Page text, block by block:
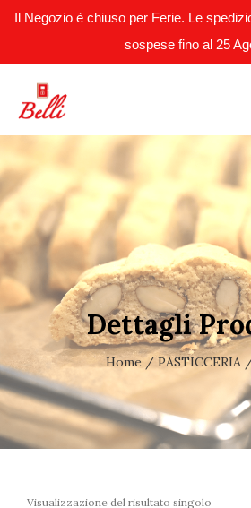
Il Negozio è chiuso per Ferie. Le
sospese fino al 25
Dettagli
Home / PASTICCERIA
Visualizzazione del risultato singolo